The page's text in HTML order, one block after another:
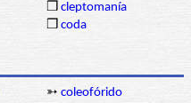
❒ cleptomanía
❒ coda
➳ coleofórido